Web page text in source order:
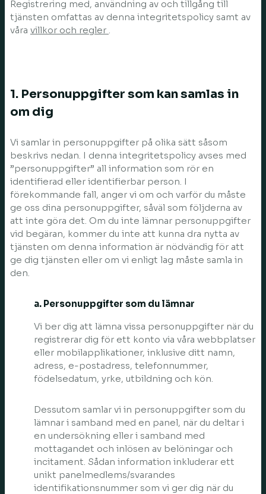
Registrering med, användning av och tillgång till
tjänsten omfattas av denna integritetspolicy samt av
våra villkor och regler .
1. Personuppgifter som kan samlas in
om dig
Vi samlar in personuppgifter på olika sätt såsom
beskrivs nedan. I denna integritetspolicy avses med
”personuppgifter” all information som rör en
identifierad eller identifierbar person. I
förekommande fall, anger vi om och varför du måste
ge oss dina personuppgifter, såväl som följderna av
att inte göra det. Om du inte lämnar personuppgifter
vid begäran, kommer du inte att kunna dra nytta av
tjänsten om denna information är nödvändig för att
ge dig tjänsten eller om vi enligt lag måste samla in
den.
a. Personuppgifter som du lämnar
Vi ber dig att lämna vissa personuppgifter när du
registrerar dig för ett konto via våra webbplatser
eller mobilapplikationer, inklusive ditt namn,
adress, e-postadress, telefonnummer,
födelsedatum, yrke, utbildning och kön.
Dessutom samlar vi in personuppgifter som du
lämnar i samband med en panel, när du deltar i
en undersökning eller i samband med
mottagandet och inlösen av belöningar och
incitament. Sådan information inkluderar ett
unikt panelmedlems/svarandes
identifikationsnummer som vi ger dig när du